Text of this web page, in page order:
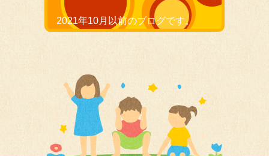
2021年10月以前のブログです。